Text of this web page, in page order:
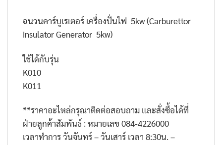
ฉนวนคาร์บูเรเตอร์ เครื่องปั่นไฟ 5kw (Carburettor
insulator Generator 5kw)
ใช้ได้กับรุ่น
K010
K011
**ราคาอะไหล่กรุณาติดต่อสอบถาม และสั่งซื้อได้ที่
ฝ่ายลูกค้าสัมพันธ์ : หมายเลข 084-4226000
เวลาทำการ วันจันทร์ – วันเสาร์ เวลา 8:30น. –